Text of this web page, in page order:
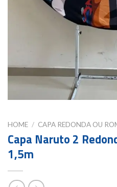
HOME / CAPA REDONDA OU
Capa Naruto 2
1,5m